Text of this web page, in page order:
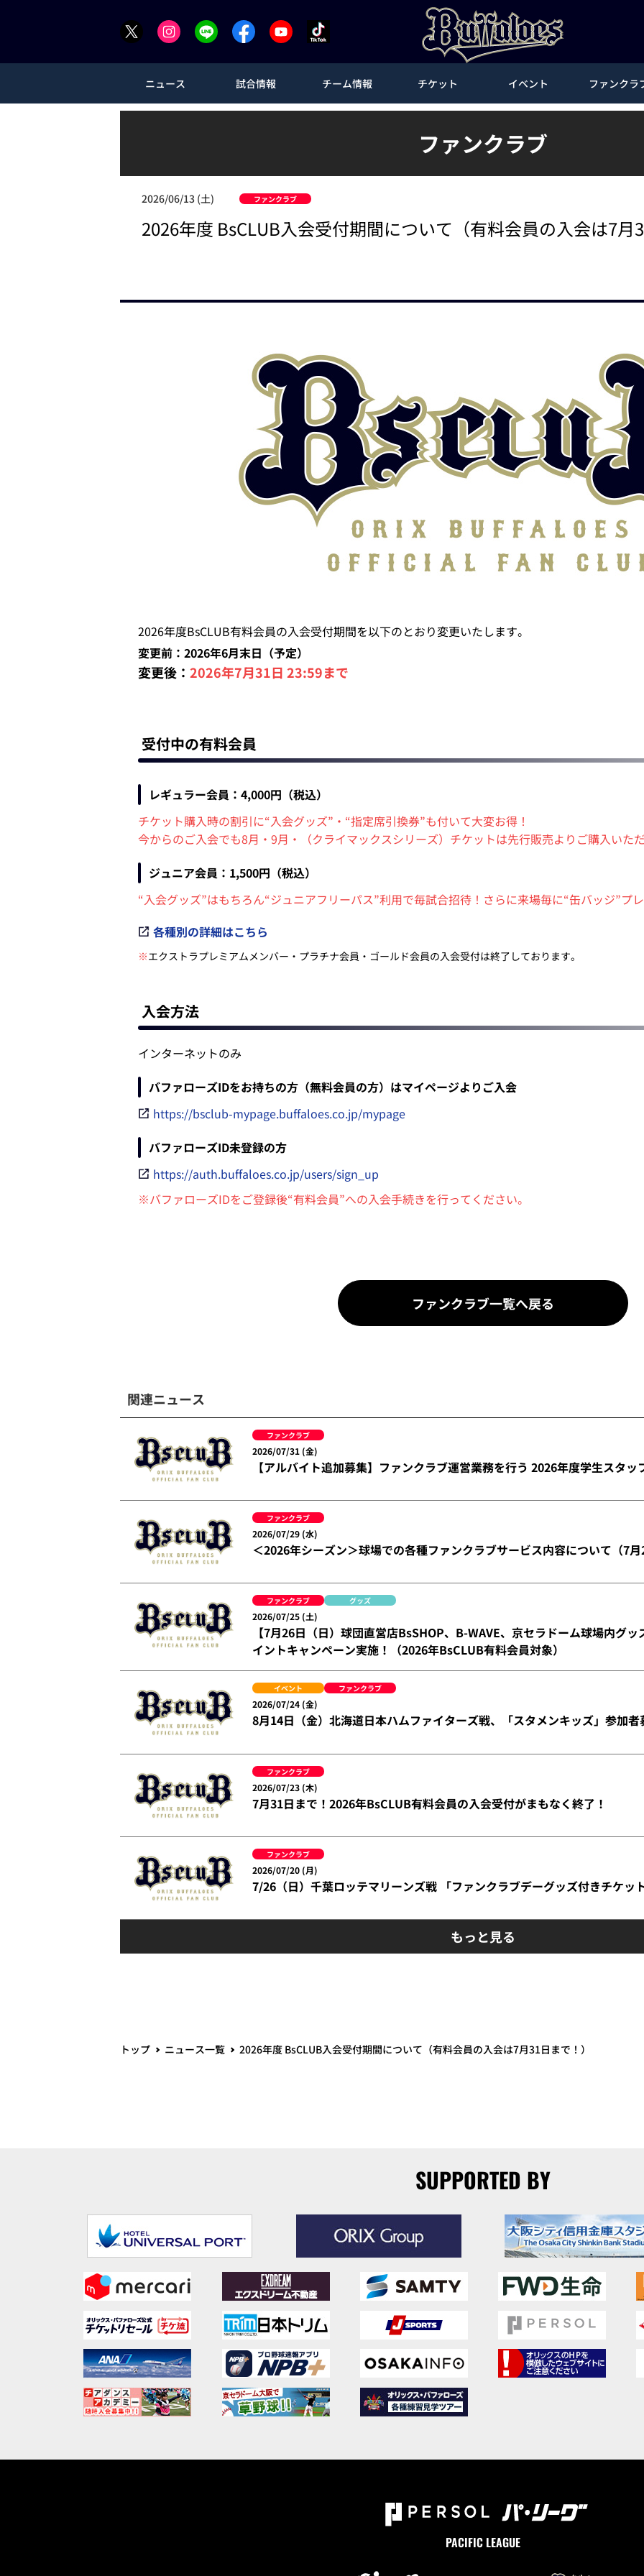
ニュース 試合情報 チーム情報 チケット イベント ファンクラ
ファンクラブ
2026/06/13 (土) ファンクラブ
2026年度 BsCLUB入会受付期間について（有料会員の入会は7月
2026年度BsCLUB有料会員の入会受付期間を以下のとおり変更いたします。
変更前：2026年6月末日（予定）
変更後： 2026年7月31日 23:59まで
受付中の有料会員
レギュラー会員：4,000円（税込）
チケット購入時の割引に“入会グッズ”・“指定席引換券”も付いて大変お得！
今からのご入会でも8月・9月・（クライマックスシリーズ）チケットは先行販売よりご購入いただ
ジュニア会員：1,500円（税込）
“入会グッズ”はもちろん“ジュニアフリーパス”利用で毎試合招待！さらに来場毎に“缶バッジ”プレ
各種別の詳細はこちら
※エクストラプレミアムメンバー・プラチナ会員・ゴールド会員の入会受付は終了しております。
入会方法
インターネットのみ
バファローズIDをお持ちの方（無料会員の方）はマイページよりご入会
https://bsclub-mypage.buffaloes.co.jp/mypage
バファローズID未登録の方
https://auth.buffaloes.co.jp/users/sign_up
※バファローズIDをご登録後“有料会員”への入会手続きを行ってください。
ファンクラブ一覧へ戻る
関連ニュース
ファンクラブ
2026/07/31 (金)
【アルバイト追加募集】ファンクラブ運営業務を行う 2026年度学生スタッ
ファンクラブ
2026/07/29 (水)
＜2026年シーズン＞球場での各種ファンクラブサービス内容について（7月
ファンクラブ グッズ
2026/07/25 (土)
【7月26日（日）球団直営店BsSHOP、B-WAVE、京セラドーム球場内グ
イントキャンペーン実施！（2026年BsCLUB有料会員対象）
イベント ファンクラブ
2026/07/24 (金)
8月14日（金）北海道日本ハムファイターズ戦、「スタメンキッズ」参加者
ファンクラブ
2026/07/23 (木)
7月31日まで！2026年BsCLUB有料会員の入会受付がまもなく終了！
ファンクラブ
2026/07/20 (月)
7/26（日）千葉ロッテマリーンズ戦 「ファンクラブデーグッズ付きチケッ
もっと見る
トップ ニュース一覧 2026年度 BsCLUB入会受付期間について（有料会員の入会は7月31日まで！）
SUPPORTED BY
PACIFIC LEAGUE